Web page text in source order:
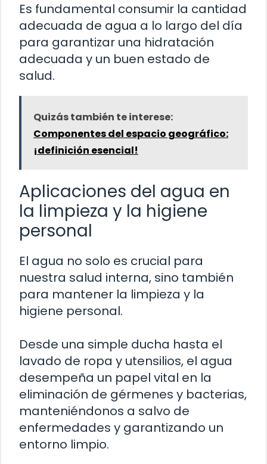
Es fundamental consumir la cantidad
adecuada de agua a lo largo del día
para garantizar una hidratación
adecuada y un buen estado de
salud.
Quizás también te interese:
Componentes del espacio geográfico:
¡definición esencial!
Aplicaciones del agua en
la limpieza y la higiene
personal
El agua no solo es crucial para
nuestra salud interna, sino también
para mantener la limpieza y la
higiene personal.
Desde una simple ducha hasta el
lavado de ropa y utensilios, el agua
desempeña un papel vital en la
eliminación de gérmenes y bacterias,
manteniéndonos a salvo de
enfermedades y garantizando un
entorno limpio.